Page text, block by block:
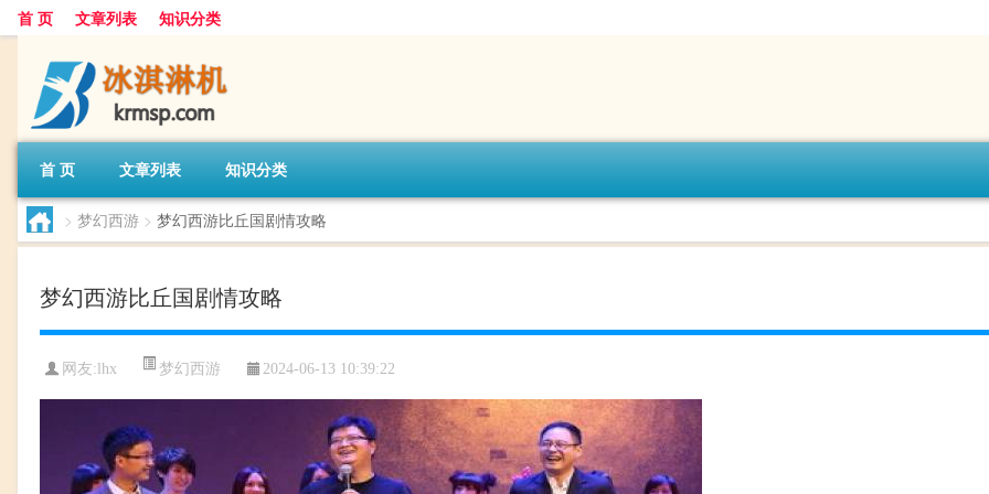
首 页 文章列表 知识分类
首 页 文章列表 知识分类
> 梦幻西游 > 梦幻西游比丘国剧情攻略
梦幻西游比丘国剧情攻略
网友: lhx 梦幻西游 2024-06-13 10:39:22